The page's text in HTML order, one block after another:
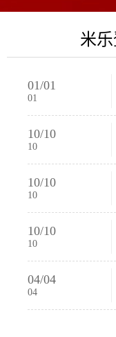
米
01/01
01
10/10
10
10/10
10
10/10
10
04/04
04